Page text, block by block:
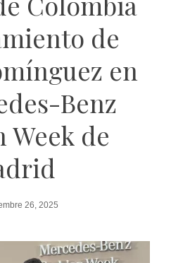
de
en
Benz
Week de
26, 2025